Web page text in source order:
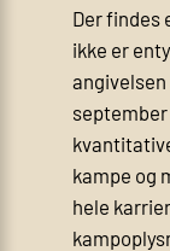
Der findes
ikke er
kampe og
hele